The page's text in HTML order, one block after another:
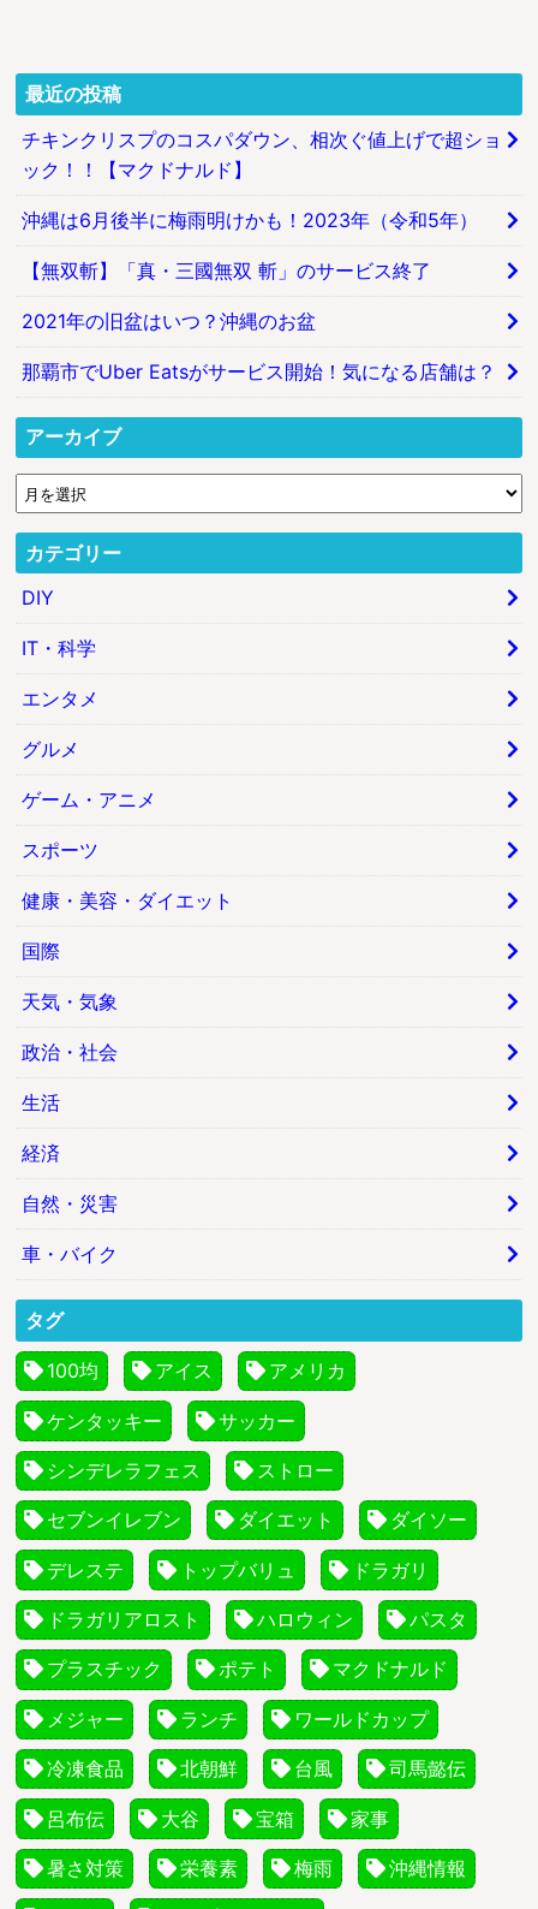
最近の投稿
チキンクリスプのコスパダウン、相次ぐ値上げで超ショ
ック！！【マクドナルド】
沖縄は6月後半に梅雨明けかも！2023年（令和5年）
【無双斬】「真・三國無双 斬」のサービス終了
2021年の旧盆はいつ？沖縄のお盆
那覇市でUber Eatsがサービス開始！気になる店舗は？
アーカイブ
カテゴリー
DIY
IT・科学
エンタメ
グルメ
ゲーム・アニメ
スポーツ
健康・美容・ダイエット
国際
天気・気象
政治・社会
生活
経済
自然・災害
車・バイク
タグ
100均 アイス アメリカ
ケンタッキー サッカー
シンデレラフェス ストロー
セブンイレブン ダイエット ダイソー
デレステ トップバリュ ドラガリ
ドラガリアロスト ハロウィン パスタ
プラスチック ポテト マクドナルド
メジャー ランチ ワールドカップ
冷凍食品 北朝鮮 台風 司馬懿伝
呂布伝 大谷 宝箱 家事
暑さ対策 栄養素 梅雨 沖縄情報